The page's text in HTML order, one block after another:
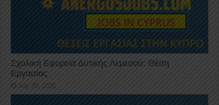
Σχολική Εφορεία Δυτικής Λεμεσού: Θέση
Εργασίας
July 20, 2026